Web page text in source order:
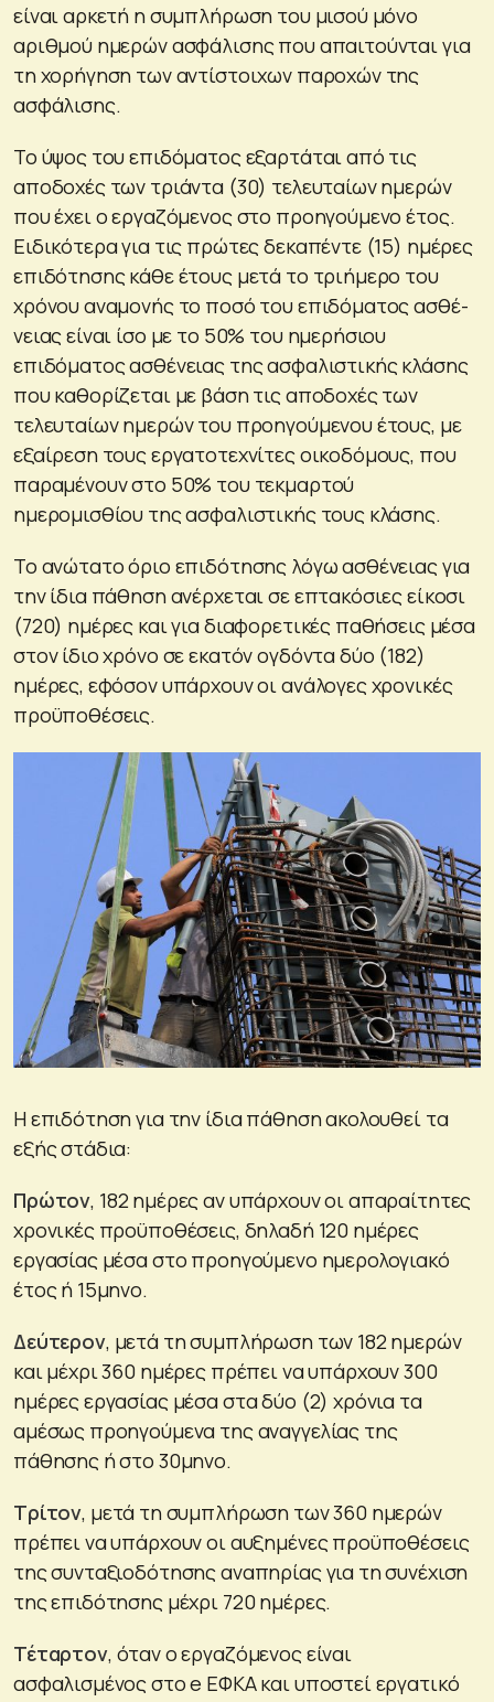
είναι αρκετή η συμπλήρωση του μισού μόνο
αριθμού ημερών ασφάλισης που απαιτούνται για
τη χορήγηση των αντίστοιχων παροχών της
ασφάλισης.
Το ύψος του επιδόματος εξαρτάται από τις
αποδοχές των τριάντα (30) τελευταίων ημερών
που έχει ο εργαζόμενος στο προηγούμενο έτος.
Ειδικότερα για τις πρώτες δεκαπέντε (15) ημέρες
επιδότησης κάθε έτους μετά το τριήμερο του
χρόνου αναμονής το ποσό του επιδόματος ασθέ-
νειας είναι ίσο με το 50% του ημερήσιου
επιδόματος ασθένειας της ασφαλιστικής κλάσης
που καθορίζεται με βάση τις αποδοχές των
τελευταίων ημερών του προηγούμενου έτους, με
εξαίρεση τους εργατοτεχνίτες οικοδόμους, που
παραμένουν στο 50% του τεκμαρτού
ημερομισθίου της ασφαλιστικής τους κλάσης.
Το ανώτατο όριο επιδότησης λόγω ασθένειας για
την ίδια πάθηση ανέρχεται σε επτακόσιες είκοσι
(720) ημέρες και για διαφορετικές παθήσεις μέσα
στον ίδιο χρόνο σε εκατόν ογδόντα δύο (182)
ημέρες, εφόσον υπάρχουν οι ανάλογες χρονικές
προϋποθέσεις.
Η επιδότηση για την ίδια πάθηση ακολουθεί τα
εξής στάδια:
Πρώτον, 182 ημέρες αν υπάρχουν οι απαραίτητες
χρονικές προϋποθέσεις, δηλαδή 120 ημέρες
εργασίας μέσα στο προηγούμενο ημερολογιακό
έτος ή 15μηνο.
Δεύτερον, μετά τη συμπλήρωση των 182 ημερών
και μέχρι 360 ημέρες πρέπει να υπάρχουν 300
ημέρες εργασίας μέσα στα δύο (2) χρόνια τα
αμέσως προηγούμενα της αναγγελίας της
πάθησης ή στο 30μηνο.
Τρίτον, μετά τη συμπλήρωση των 360 ημερών
πρέπει να υπάρχουν οι αυξημένες προϋποθέσεις
της συνταξιοδότησης αναπηρίας για τη συνέχιση
της επιδότησης μέχρι 720 ημέρες.
Τέταρτον, όταν ο εργαζόμενος είναι
ασφαλισμένος στο e ΕΦΚΑ και υποστεί εργατικό